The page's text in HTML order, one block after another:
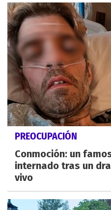
PREOCUPACIÓN
Conmoción: un
internado tras un
vivo